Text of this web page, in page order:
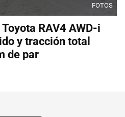
FOTOS
RAV4 AWD-i
y tracción total
de par